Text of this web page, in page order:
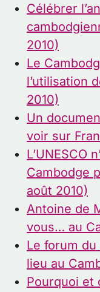
Célébrer
2010)
Le
l’utilisation
2010)
Un
voir sur
L’UNESCO
Cambodge
août 2010)
Antoine de
vous… au
Le forum du
lieu au
Pourquoi et